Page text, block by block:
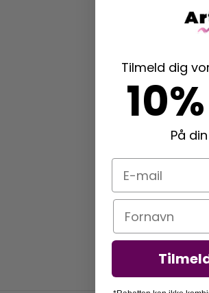
Tilmeld dig
På
E-mail
Navn